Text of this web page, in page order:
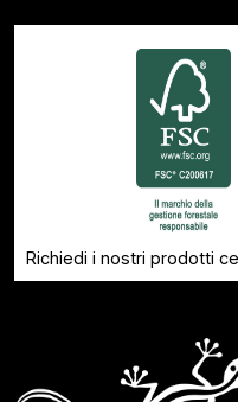
Richiedi i nostri prodotti